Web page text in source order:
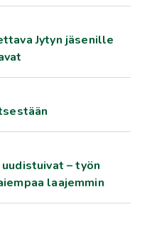
Jytyn jäsenille
– työn
laajemmin